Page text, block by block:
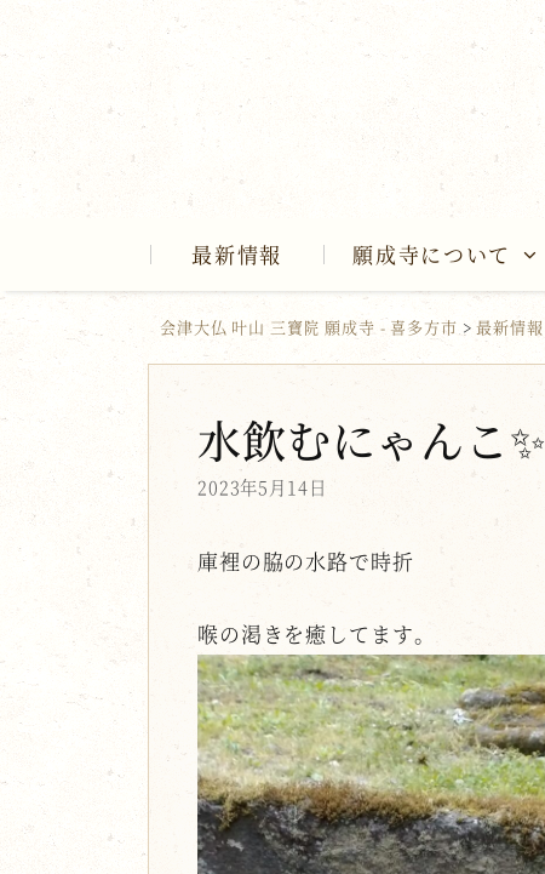
to
content
最新情報 願成寺について
会津大仏 叶山 三寶院 願成寺 - 喜多方市 >最新情報
水飲むにゃんこ✨
2023年5月14日
庫裡の脇の水路で時折
喉の渇きを癒してます。